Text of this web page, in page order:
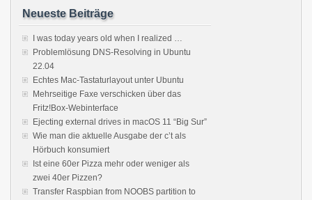
Neueste Beiträge
I was today years old when I realized …
Problemlösung DNS-Resolving in Ubuntu
22.04
Echtes Mac-Tastaturlayout unter Ubuntu
Mehrseitige Faxe verschicken über das
Fritz!Box-Webinterface
Ejecting external drives in macOS 11 “Big Sur”
Wie man die aktuelle Ausgabe der c’t als
Hörbuch konsumiert
Ist eine 60er Pizza mehr oder weniger als
zwei 40er Pizzen?
Transfer Raspbian from NOOBS partition to